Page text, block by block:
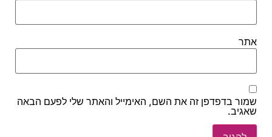
אתר
שמור בדפדפן זה את השם, האימייל והאתר שלי לפעם הבאה
שאגיב.